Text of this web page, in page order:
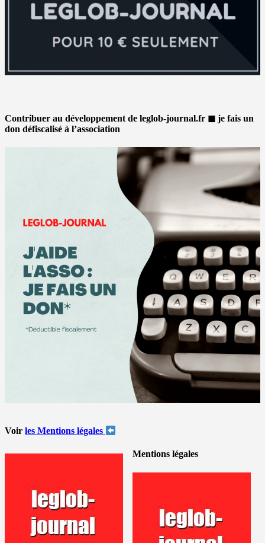
Contribuer au développement de leglob-journal.fr ◼ je fais un
don défiscalisé à l’association
Voir les Mentions légales
Mentions légales